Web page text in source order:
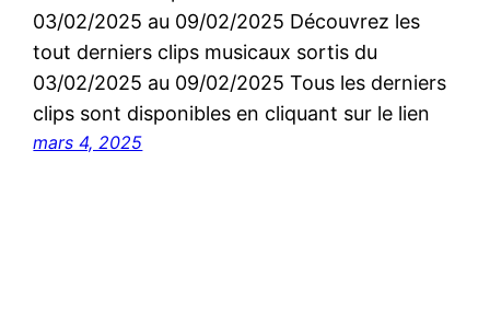
03/02/2025 au 09/02/2025 Découvrez les
tout derniers clips musicaux sortis du
03/02/2025 au 09/02/2025 Tous les derniers
clips sont disponibles en cliquant sur le lien
mars 4, 2025